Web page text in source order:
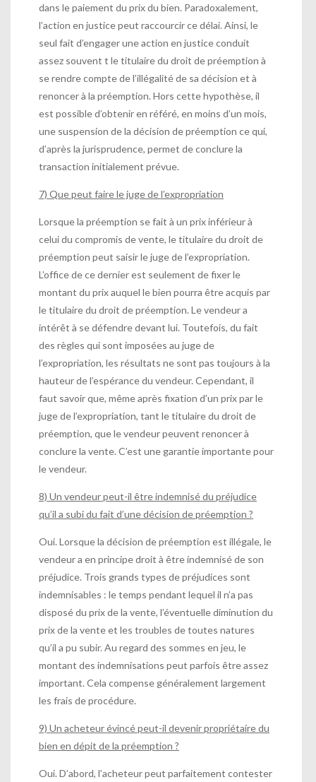
dans le paiement du prix du bien. Paradoxalement,
l’action en justice peut raccourcir ce délai. Ainsi, le
seul fait d’engager une action en justice conduit
assez souvent t le titulaire du droit de préemption à
se rendre compte de l’illégalité de sa décision et à
renoncer à la préemption. Hors cette hypothèse, il
est possible d’obtenir en référé, en moins d’un mois,
une suspension de la décision de préemption ce qui,
d’après la jurisprudence, permet de conclure la
transaction initialement prévue.
7) Que peut faire le juge de l’expropriation
Lorsque la préemption se fait à un prix inférieur à
celui du compromis de vente, le titulaire du droit de
préemption peut saisir le juge de l’expropriation.
L’office de ce dernier est seulement de fixer le
montant du prix auquel le bien pourra être acquis par
le titulaire du droit de préemption. Le vendeur a
intérêt à se défendre devant lui. Toutefois, du fait
des règles qui sont imposées au juge de
l’expropriation, les résultats ne sont pas toujours à la
hauteur de l’espérance du vendeur. Cependant, il
faut savoir que, même après fixation d’un prix par le
juge de l’expropriation, tant le titulaire du droit de
préemption, que le vendeur peuvent renoncer à
conclure la vente. C’est une garantie importante pour
le vendeur.
8) Un vendeur peut-il être indemnisé du préjudice
qu’il a subi du fait d’une décision de préemption ?
Oui. Lorsque la décision de préemption est illégale, le
vendeur a en principe droit à être indemnisé de son
préjudice. Trois grands types de préjudices sont
indemnisables : le temps pendant lequel il n’a pas
disposé du prix de la vente, l’éventuelle diminution du
prix de la vente et les troubles de toutes natures
qu’il a pu subir. Au regard des sommes en jeu, le
montant des indemnisations peut parfois être assez
important. Cela compense généralement largement
les frais de procédure.
9) Un acheteur évincé peut-il devenir propriétaire du
bien en dépit de la préemption ?
Oui. D’abord, l’acheteur peut parfaitement contester